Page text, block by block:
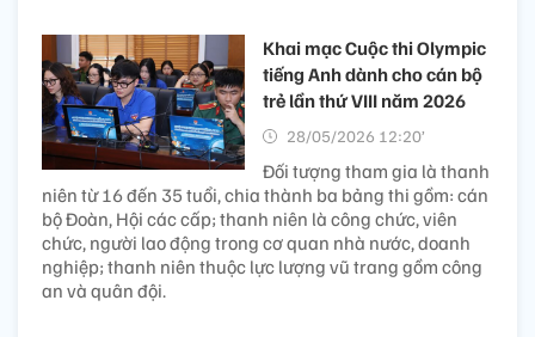
Khai mạc Cuộc thi Olympic
tiếng Anh dành cho cán bộ
trẻ lần thứ VIII năm 2026
28/05/2026 12:20’
Đối tượng tham gia là thanh
niên từ 16 đến 35 tuổi, chia thành ba bảng thi gồm: cán
bộ Đoàn, Hội các cấp; thanh niên là công chức, viên
chức, người lao động trong cơ quan nhà nước, doanh
nghiệp; thanh niên thuộc lực lượng vũ trang gồm công
an và quân đội.